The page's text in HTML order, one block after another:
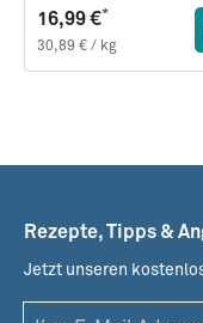
16,99 €*
30,89 € / kg
Rezepte, Tipps &
Jetzt unseren